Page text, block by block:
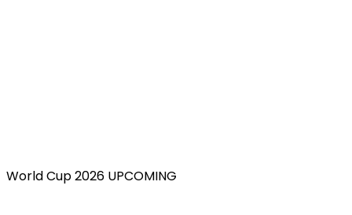
World Cup 2026 UPCOMING